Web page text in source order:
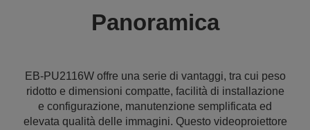
Panoramica
EB-PU2116W offre una serie di vantaggi, tra cui peso
ridotto e dimensioni compatte, facilità di installazione
e configurazione, manutenzione semplificata ed
elevata qualità delle immagini. Questo videoproiettore